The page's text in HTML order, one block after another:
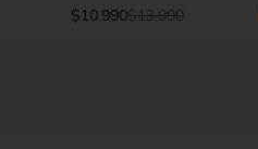
$10.990$13.990